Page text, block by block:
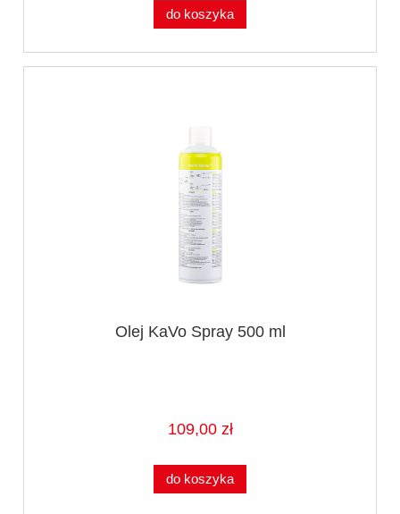
do koszyka
Olej KaVo Spray 500 ml
109,00 zł
do koszyka